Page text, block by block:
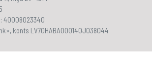
40008023340
konts LV70HABA000140J038044